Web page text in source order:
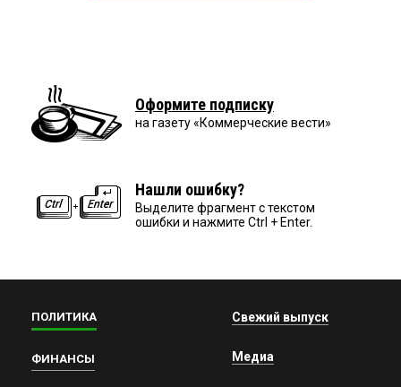
Оформите подписку
на газету «Коммерческие вести»
Нашли ошибку?
Выделите фрагмент с текстом
ошибки и нажмите Ctrl + Enter.
ПОЛИТИКА
ФИНАНСЫ
Свежий выпуск
Медиа